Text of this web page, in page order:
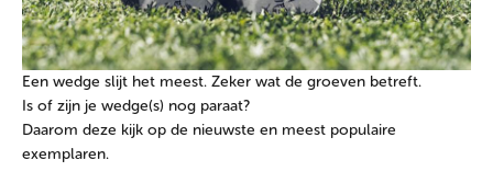
Een wedge slijt het meest. Zeker wat de groeven betreft.
Is of zijn je wedge(s) nog paraat?
Daarom deze kijk op de nieuwste en meest populaire
exemplaren.